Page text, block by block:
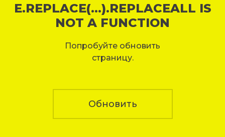
E.REPLACE(...).REPLACEALL IS
NOT A FUNCTION
Попробуйте обновить
страницу.
Обновить